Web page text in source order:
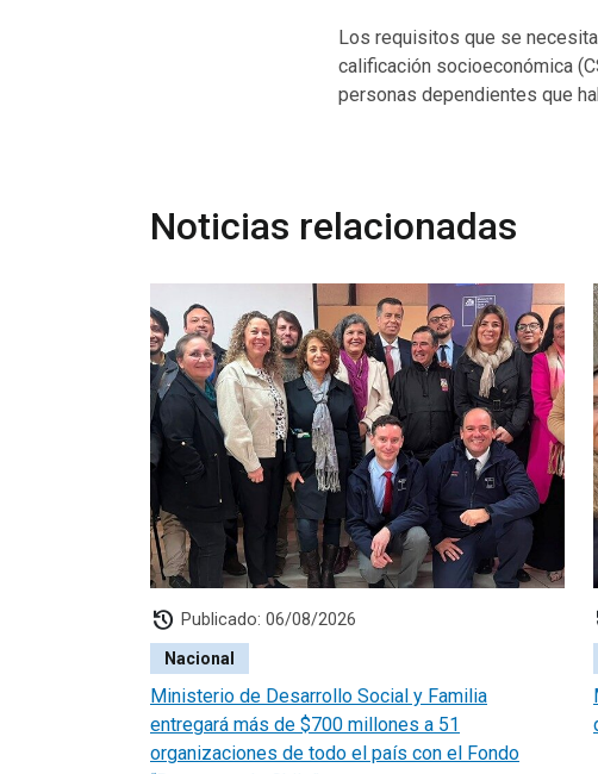
Los requisitos que se
calificación socioeconómica
personas dependientes que
Noticias relacionadas
history Publicado: 06/08/2026
Nacional
Ministerio de Desarrollo Social y Familia
entregará más de $700 millones a 51
organizaciones de todo el país con el Fondo